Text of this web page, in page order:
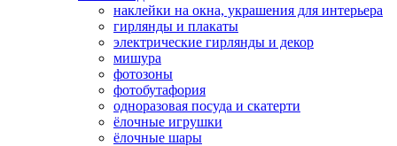
наклейки на окна, украшения для интерьера
гирлянды и плакаты
электрические гирлянды и декор
мишура
фотозоны
фотобутафория
одноразовая посуда и скатерти
ёлочные игрушки
ёлочные шары